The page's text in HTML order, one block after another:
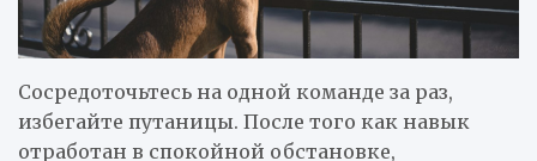
Сосредоточьтесь на одной команде за раз,
избегайте путаницы. После того как навык
отработан в спокойной обстановке,